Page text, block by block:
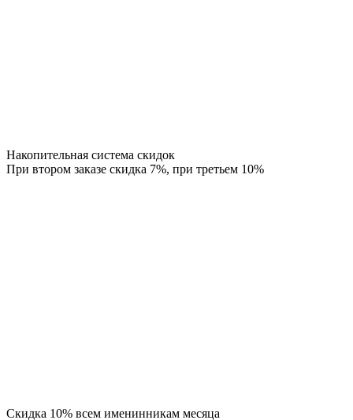
Накопительная система скидок
При втором заказе скидка 7%, при третьем 10%
Скидка 10% всем именинникам месяца